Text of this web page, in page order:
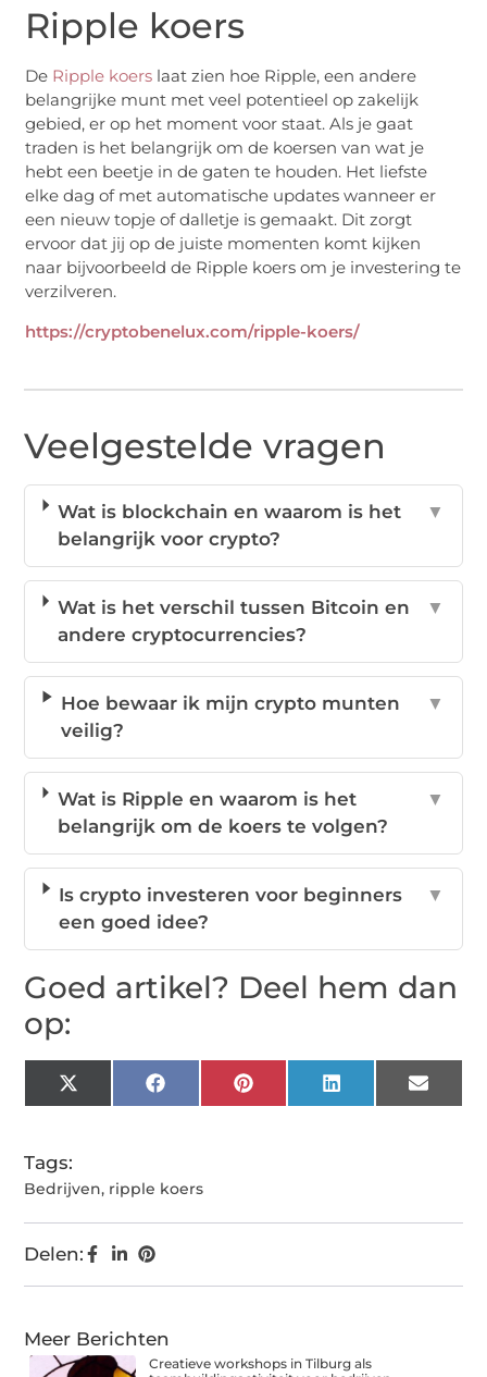
Ripple koers
De Ripple koers laat zien hoe Ripple, een andere
belangrijke munt met veel potentieel op zakelijk
gebied, er op het moment voor staat. Als je gaat
traden is het belangrijk om de koersen van wat je
hebt een beetje in de gaten te houden. Het liefste
elke dag of met automatische updates wanneer er
een nieuw topje of dalletje is gemaakt. Dit zorgt
ervoor dat jij op de juiste momenten komt kijken
naar bijvoorbeeld de Ripple koers om je investering te
verzilveren.
https://cryptobenelux.com/ripple-koers/
Veelgestelde vragen
Wat is blockchain en waarom is het
belangrijk voor crypto?
▼
Wat is het verschil tussen Bitcoin en
andere cryptocurrencies?
▼
Hoe bewaar ik mijn crypto munten
veilig?
▼
Wat is Ripple en waarom is het
belangrijk om de koers te volgen?
▼
Is crypto investeren voor beginners
een goed idee?
▼
Goed artikel? Deel hem dan
op:
X
(Twitter)
FacebookPinterestLinkedIn Email
Tags:
Bedrijven, ripple koers
Delen:
Meer Berichten
Creatieve workshops in Tilburg als